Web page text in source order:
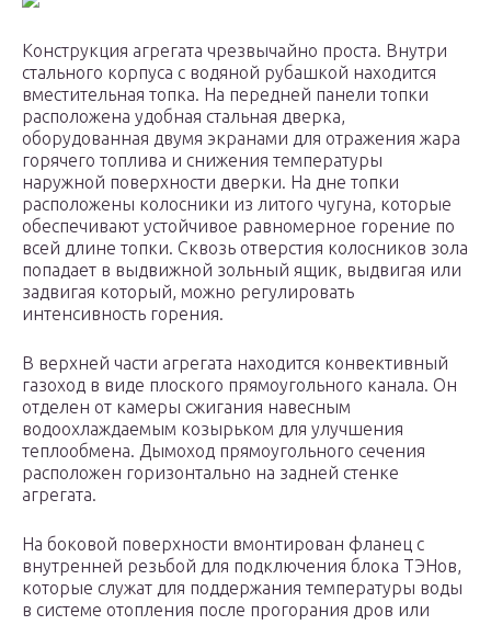
Конструкция агрегата чрезвычайно проста. Внутри
стального корпуса с водяной рубашкой находится
вместительная топка. На передней панели топки
расположена удобная стальная дверка,
оборудованная двумя экранами для отражения жара
горячего топлива и снижения температуры
наружной поверхности дверки. На дне топки
расположены колосники из литого чугуна, которые
обеспечивают устойчивое равномерное горение по
всей длине топки. Сквозь отверстия колосников зола
попадает в выдвижной зольный ящик, выдвигая или
задвигая который, можно регулировать
интенсивность горения.
В верхней части агрегата находится конвективный
газоход в виде плоского прямоугольного канала. Он
отделен от камеры сжигания навесным
водоохлаждаемым козырьком для улучшения
теплообмена. Дымоход прямоугольного сечения
расположен горизонтально на задней стенке
агрегата.
На боковой поверхности вмонтирован фланец с
внутренней резьбой для подключения блока ТЭНов,
которые служат для поддержания температуры воды
в системе отопления после прогорания дров или